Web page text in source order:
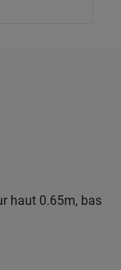
haut 0.65m, bas